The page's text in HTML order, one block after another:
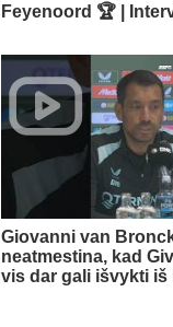
Feyenoord 🏆 |
Giovanni van
neatmestina, kad
vis dar gali išvykti iš